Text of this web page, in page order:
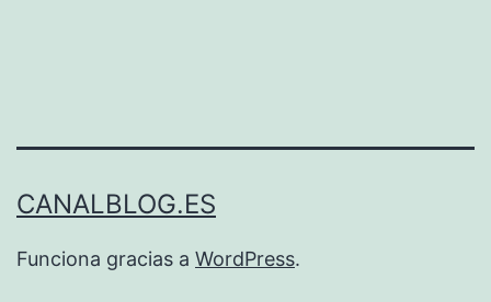
CANALBLOG.ES
Funciona gracias a WordPress.